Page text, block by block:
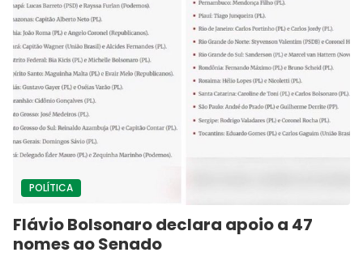
POLÍTICA
Flávio Bolsonaro declara apoio a 47
nomes ao Senado